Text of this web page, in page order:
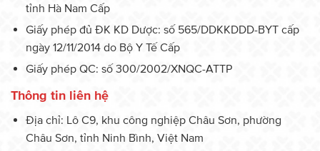
tỉnh Hà Nam Cấp
Giấy phép đủ ĐK KD Dược: số 565/DDKKDDD-BYT cấp
ngày 12/11/2014 do Bộ Y Tế Cấp
Giấy phép QC: số 300/2002/XNQC-ATTP
Thông tin liên hệ
Địa chỉ: Lô C9, khu công nghiệp Châu Sơn, phường
Châu Sơn, tỉnh Ninh Bình, Việt Nam